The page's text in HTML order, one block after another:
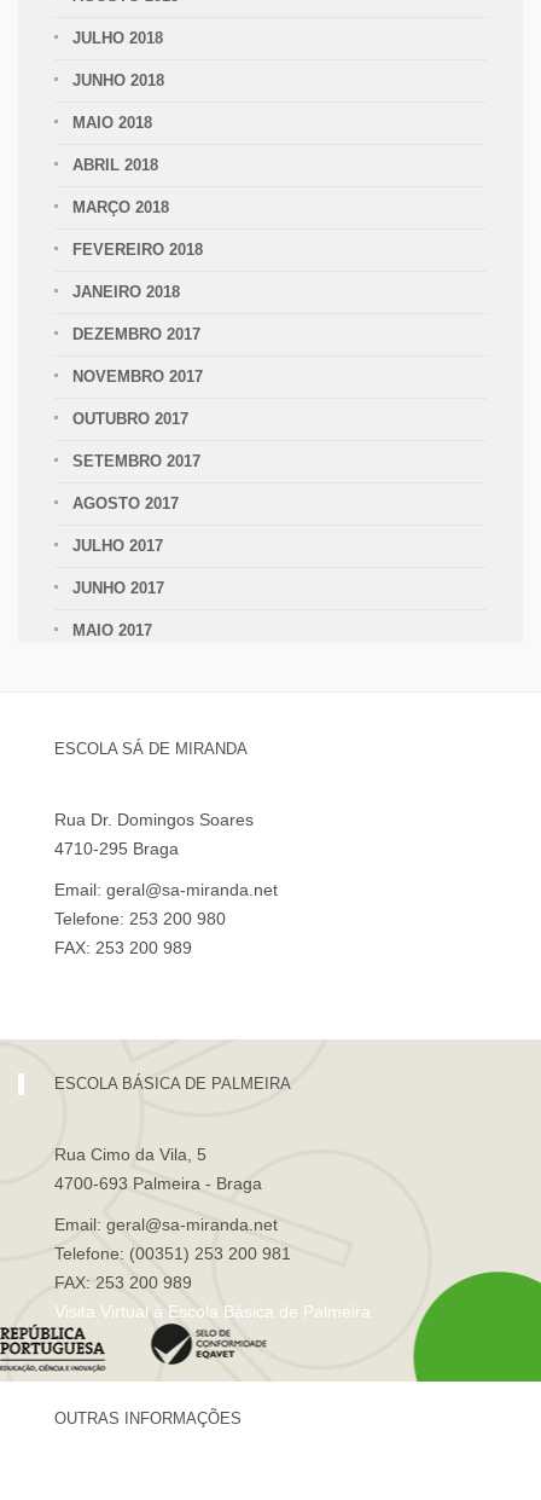
JULHO 2018
JUNHO 2018
MAIO 2018
ABRIL 2018
MARÇO 2018
FEVEREIRO 2018
JANEIRO 2018
DEZEMBRO 2017
NOVEMBRO 2017
OUTUBRO 2017
SETEMBRO 2017
AGOSTO 2017
JULHO 2017
JUNHO 2017
MAIO 2017
ESCOLA SÁ DE MIRANDA
Rua Dr. Domingos Soares
4710-295 Braga
Email: geral@sa-miranda.net
Telefone: 253 200 980
FAX: 253 200 989
ESCOLA BÁSICA DE PALMEIRA
Rua Cimo da Vila, 5
4700-693 Palmeira - Braga
Email: geral@sa-miranda.net
Telefone: (00351) 253 200 981
FAX: 253 200 989
Visita Virtual à Escola Básica de Palmeira
OUTRAS INFORMAÇÕES